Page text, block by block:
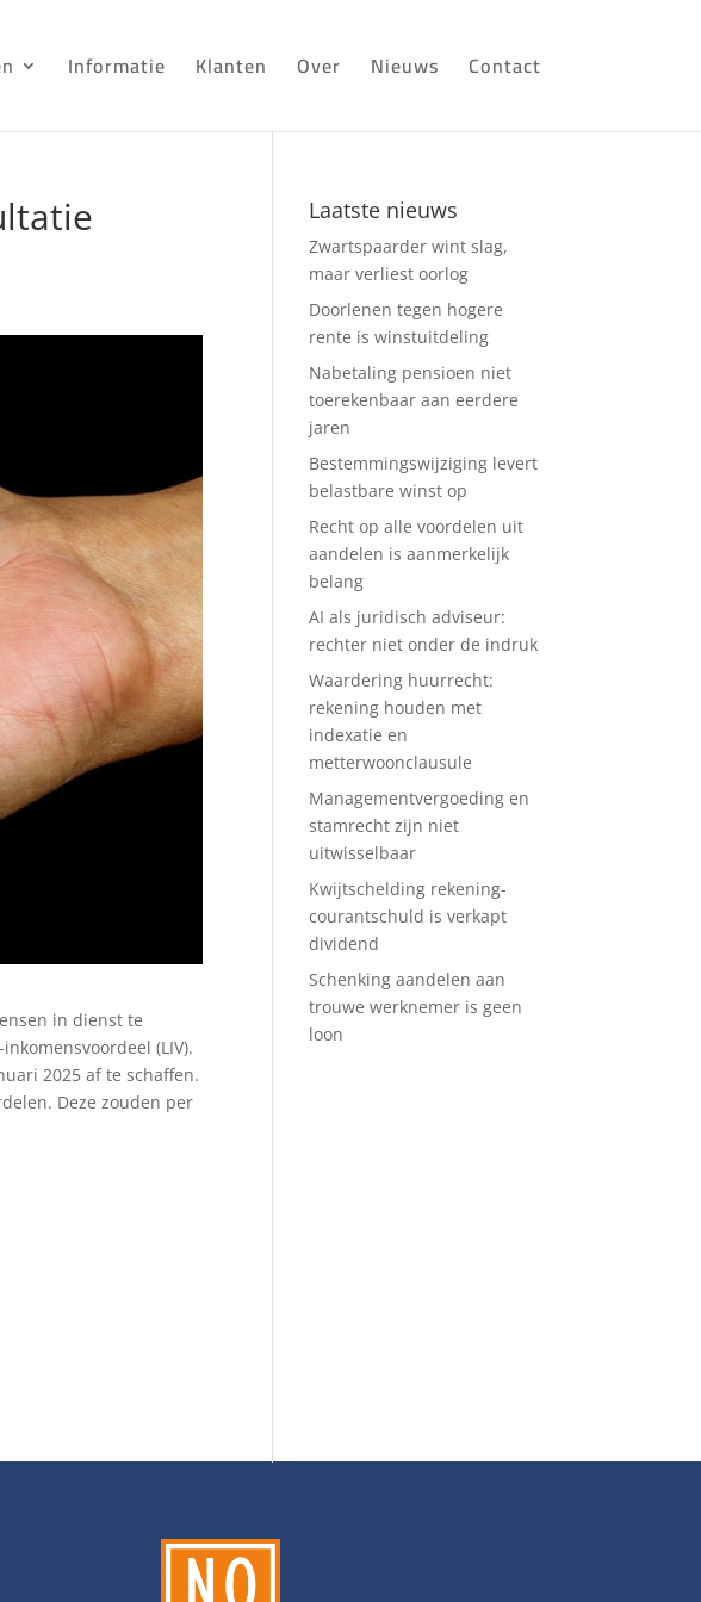
Informatie Klanten Over Nieuws Contact
in dienst te
(LIV).
2025 af te schaffen.
Deze zouden per
Laatste nieuws
Zwartspaarder wint slag,
maar verliest oorlog
Doorlenen tegen hogere
rente is winstuitdeling
Nabetaling pensioen niet
toerekenbaar aan eerdere
jaren
Bestemmingswijziging levert
belastbare winst op
Recht op alle voordelen uit
aandelen is aanmerkelijk
belang
AI als juridisch adviseur:
rechter niet onder de indruk
Waardering huurrecht:
rekening houden met
indexatie en
metterwoonclausule
Managementvergoeding en
stamrecht zijn niet
uitwisselbaar
Kwijtschelding rekening-
courantschuld is verkapt
dividend
Schenking aandelen aan
trouwe werknemer is geen
loon